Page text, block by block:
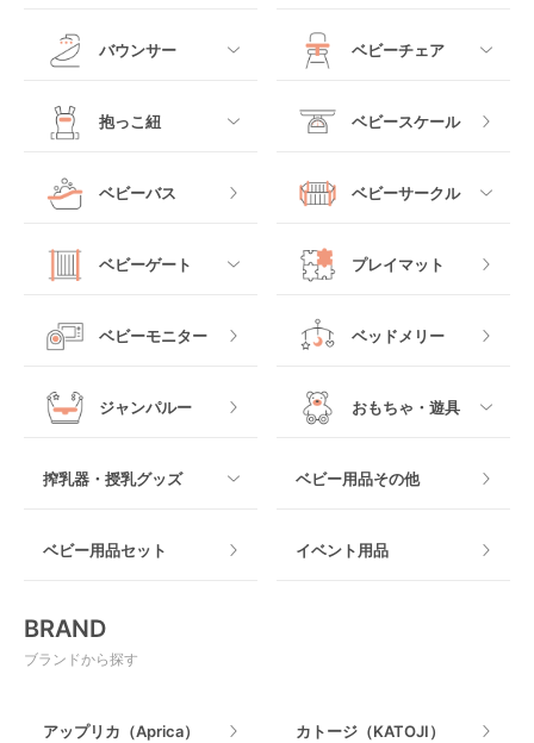
レギュラーサイズベビ
ベッドインベッド
クーファン
マットレス・布団
ベビーベッドその他
ベビーカーその他
すべて
ジュニアシート
チャイルドシートその
他
すべて
バウンサー
すべて
ロッキングタイプ
ベビーチェア
すべて
テーブルチェア
抱っこ紐
すべて
ヒップシート
抱っこ紐その他
ベビースケール
ベビーバス ベビーサークル
すべて
木製
マット製
ベビーゲート
すべて
プレイマット
ベビーモニター ベッドメリー
ジャンパルー おもちゃ・遊具
搾乳器・授乳グッズ
授乳グッズ・ママ用品
ベビー用品その他
ベビー用品セット イベント用品
BRAND
ブランドから探す
アップリカ（Aprica） カトージ（KATOJI）